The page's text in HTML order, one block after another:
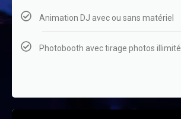
Animation DJ avec ou sans matériel
Photobooth avec tirage photos illimité